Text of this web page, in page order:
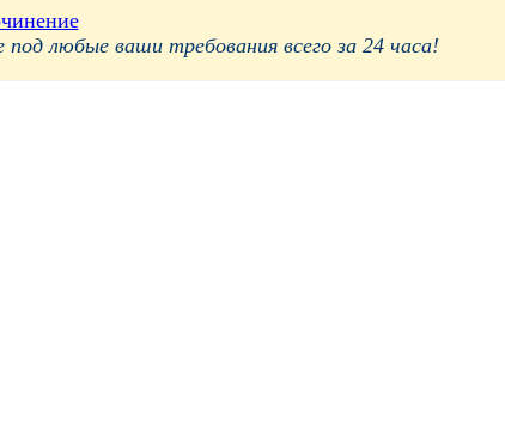
любые ваши требования всего за 24 часа!